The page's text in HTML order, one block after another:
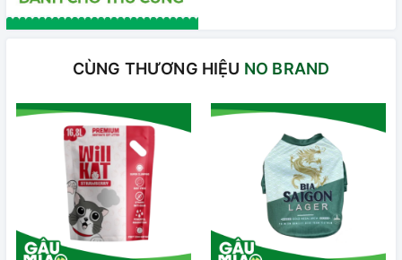
CÙNG THƯƠNG HIỆU NO BRAND